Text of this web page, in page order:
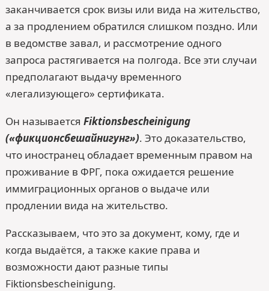
заканчивается срок визы или вида на жительство,
а за продлением обратился слишком поздно. Или
в ведомстве завал, и рассмотрение одного
запроса растягивается на полгода. Все эти случаи
предполагают выдачу временного
«легализующего» сертификата.
Он называется Fiktionsbescheinigung
(«фикционсбешайнигунг»). Это доказательство,
что иностранец обладает временным правом на
проживание в ФРГ, пока ожидается решение
иммиграционных органов о выдаче или
продлении вида на жительство.
Рассказываем, что это за документ, кому, где и
когда выдаётся, а также какие права и
возможности дают разные типы
Fiktionsbescheinigung.